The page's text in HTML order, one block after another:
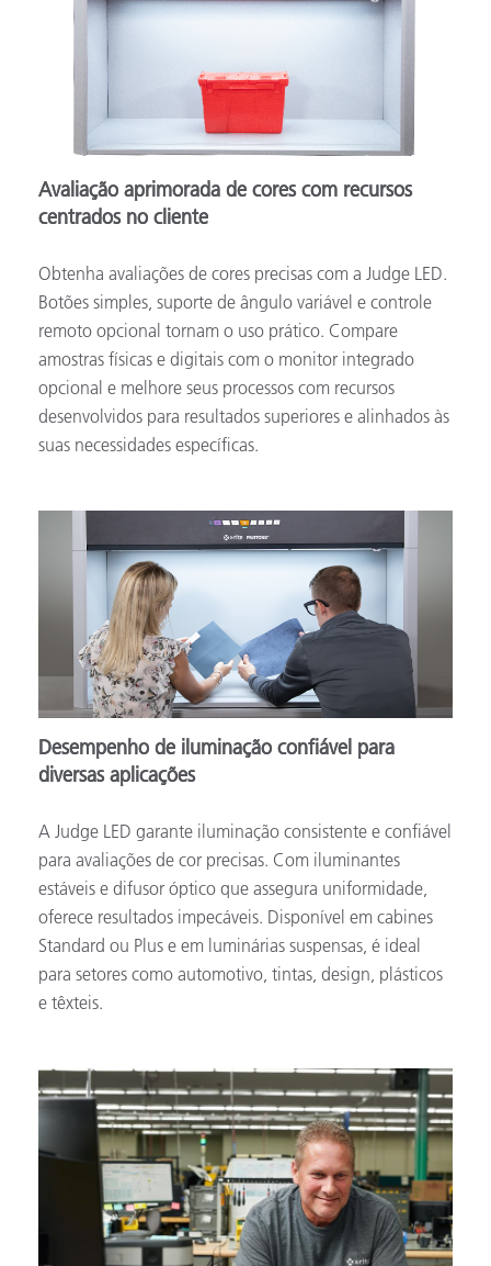
Avaliação aprimorada de cores com recursos
centrados no cliente
Obtenha avaliações de cores precisas com a Judge LED.
Botões simples, suporte de ângulo variável e controle
remoto opcional tornam o uso prático. Compare
amostras físicas e digitais com o monitor integrado
opcional e melhore seus processos com recursos
desenvolvidos para resultados superiores e alinhados às
suas necessidades específicas.
Desempenho de iluminação confiável para
diversas aplicações
A Judge LED garante iluminação consistente e confiável
para avaliações de cor precisas. Com iluminantes
estáveis e difusor óptico que assegura uniformidade,
oferece resultados impecáveis. Disponível em cabines
Standard ou Plus e em luminárias suspensas, é ideal
para setores como automotivo, tintas, design, plásticos
e têxteis.